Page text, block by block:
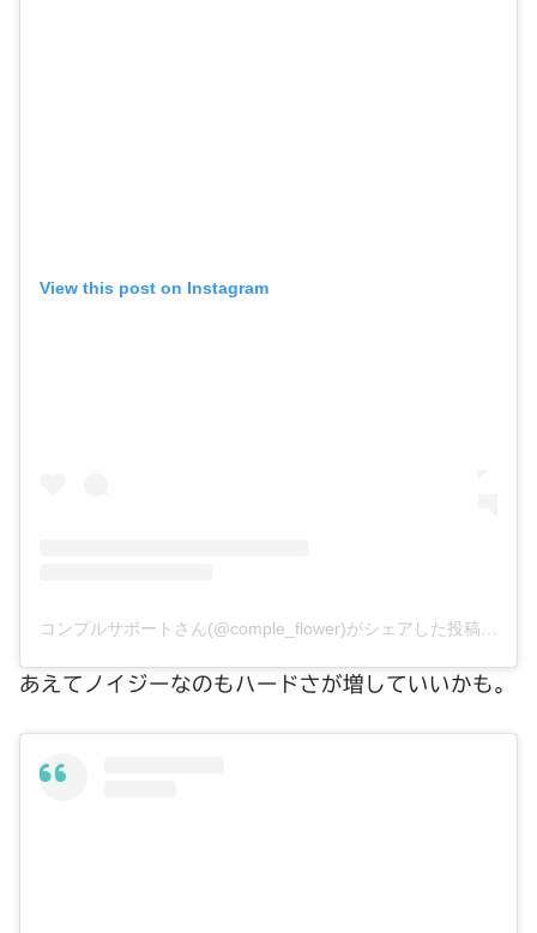
View this post on Instagram
コンプルサポートさん(@comple_flower)がシェアした投稿
–
あえてノイジーなのもハードさが増していいかも。